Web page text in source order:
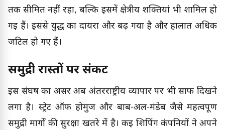
तक सीमित नहीं रहा, बल्कि इसमें क्षेत्रीय शक्तियां भी शामिल हो
गई हैं। इससे युद्ध का दायरा और बढ़ गया है और हालात अधिक
जटिल हो गए हैं।
समुद्री रास्तों पर संकट
इस संघर्ष का असर अब अंतरराष्ट्रीय व्यापार पर भी साफ दिखने
लगा है। स्ट्रेट ऑफ होर्मुज और बाब-अल-मंडेब जैसे महत्वपूर्ण
समुद्री मार्गों की सुरक्षा खतरे में है। कई शिपिंग कंपनियों ने अपने